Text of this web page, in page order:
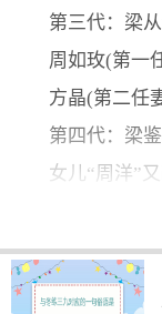
第三代：梁
周如玫(第一
方晶(第二任
第四代：梁
女儿“周洋”
2.从梁从诫的
第一次婚姻